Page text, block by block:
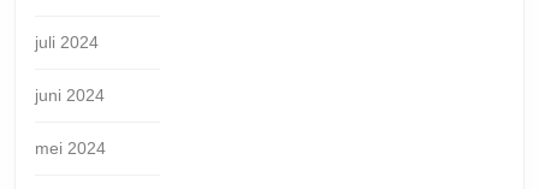
juli 2024
juni 2024
mei 2024